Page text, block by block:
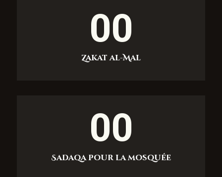
00
Zakat al-Mal
00
Sadaqa pour la mosquée